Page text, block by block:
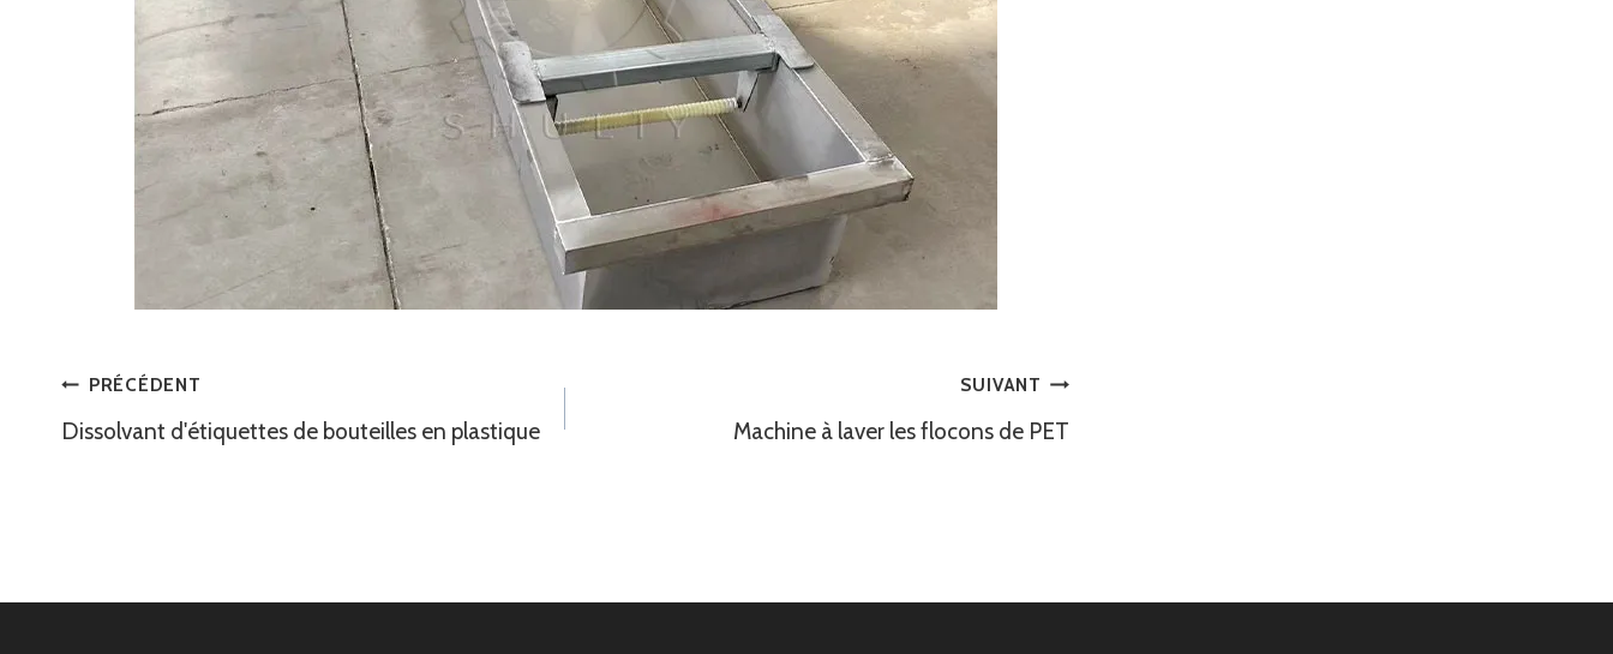
Navigation
De
PRÉCÉDENT
Dissolvant d'étiquettes de bouteilles en plastique
SUIVANT
Machine à laver les flocons de PET